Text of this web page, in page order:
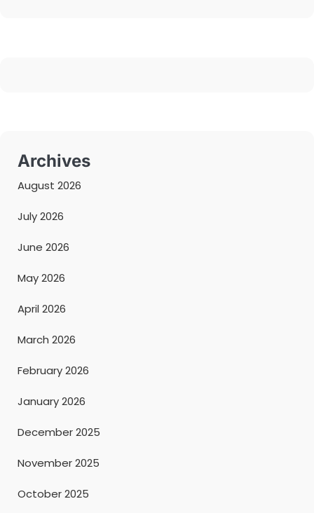
Archives
August 2026
July 2026
June 2026
May 2026
April 2026
March 2026
February 2026
January 2026
December 2025
November 2025
October 2025